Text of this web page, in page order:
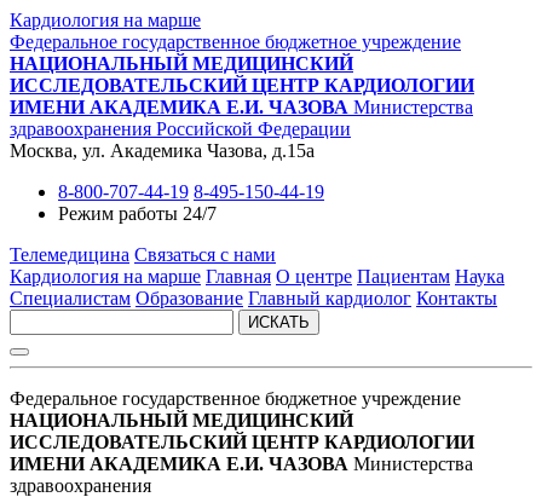
Кардиология на марше
Федеральное государственное бюджетное учреждение
НАЦИОНАЛЬНЫЙ МЕДИЦИНСКИЙ
ИССЛЕДОВАТЕЛЬСКИЙ ЦЕНТР КАРДИОЛОГИИ
ИМЕНИ АКАДЕМИКА Е.И. ЧАЗОВА Министерства
здравоохранения Российской Федерации
Москва, ул. Академика Чазова, д.15а
8-800-707-44-19 8-495-150-44-19
Режим работы 24/7
Телемедицина Связаться с нами
Кардиология на марше Главная О центре Пациентам Наука
Специалистам Образование Главный кардиолог Контакты
ИСКАТЬ
Федеральное государственное бюджетное учреждение
НАЦИОНАЛЬНЫЙ МЕДИЦИНСКИЙ
ИССЛЕДОВАТЕЛЬСКИЙ ЦЕНТР КАРДИОЛОГИИ
ИМЕНИ АКАДЕМИКА Е.И. ЧАЗОВА Министерства
здравоохранения